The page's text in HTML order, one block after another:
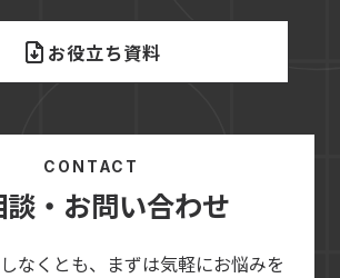
お役立ち資料
CONTACT
談・お問い合わせ
なくとも、まずは気軽にお悩みを